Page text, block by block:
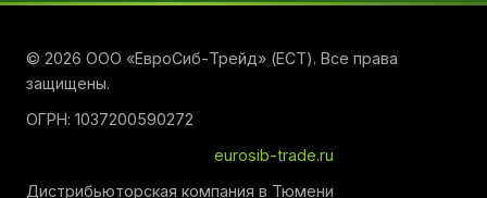
© 2026 ООО «ЕвроСиб-Трейд» (ЕСТ). Все права
защищены.
ОГРН: 1037200590272
eurosib-trade.ru
Дистрибьюторская компания в Тюмени